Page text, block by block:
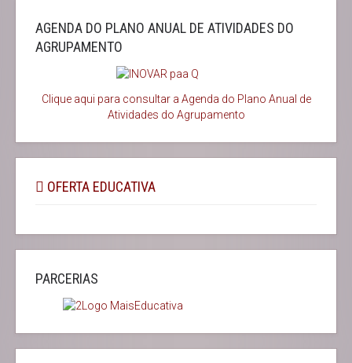
AGENDA DO PLANO ANUAL DE ATIVIDADES DO
AGRUPAMENTO
Clique aqui para consultar a Agenda do Plano Anual de
Atividades do Agrupamento
OFERTA EDUCATIVA
PARCERIAS